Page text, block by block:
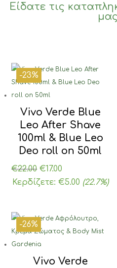
Είδατε τις
-23%
Vivo Verde Blue
Leo After Shave
100ml & Blue Leo
Deo roll on 50ml
€22.00 Original
price
€17.00
τρέχουσα
€17.00.
Κερδίζετε: €5.00 (22.7%)
-26%
Vivo Verde